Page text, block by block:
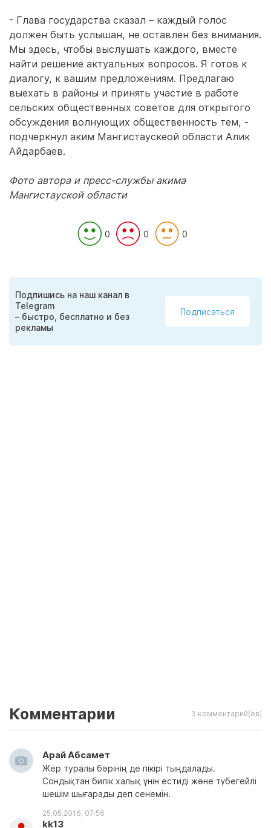
- Глава государства сказал – каждый голос
должен быть услышан, не оставлен без внимания.
Мы здесь, чтобы выслушать каждого, вместе
найти решение актуальных вопросов. Я готов к
диалогу, к вашим предложениям. Предлагаю
выехать в районы и принять участие в работе
сельских общественных советов для открытого
обсуждения волнующих общественность тем, -
подчеркнул аким Мангистаускеой области Алик
Айдарбаев.
Фото автора и пресс-службы акима
Мангистауской области
0 0 0
Подпишись на наш канал в
Telegram
– быстро, бесплатно и без
рекламы
Подписаться
Комментарии 3 комментарий(ев)
Арай Абсамет
Жер туралы бәрінің де пікірі тыңдалады.
Сондықтан билік халық үнін естиді және түбегейлі
шешім шығарады деп сенемін.
25.05.2016, 07:56
kk13